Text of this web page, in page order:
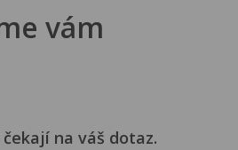
vám
na váš dotaz.